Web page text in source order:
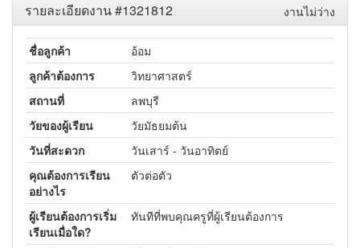
งานไม่ว่าง
รายละเอียดงาน #1321812
ชื่อลูกค้า
อ้อม
ลูกค้าต้องการ
วิทยาศาสตร์
สถานที่
ลพบุรี
วัยของผู้เรียน
วัยมัธยมต้น
วันที่สะดวก
วันเสาร์ - วันอาทิตย์
คุณต้องการเรียน
อย่างไร
ตัวต่อตัว
ผู้เรียนต้องการเริ่ม
เรียนเมื่อใด?
ทันทีที่พบคุณครูที่ผู้เรียนต้องการ